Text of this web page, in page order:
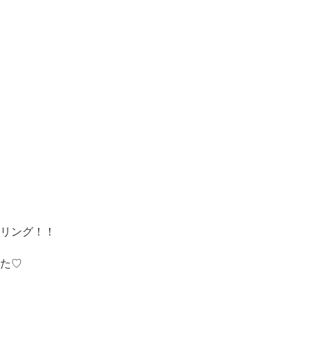
ング！！
た♡